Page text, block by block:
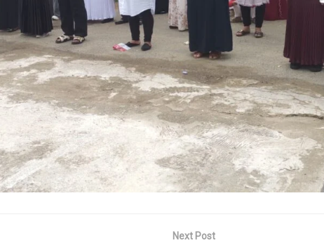
Next Post